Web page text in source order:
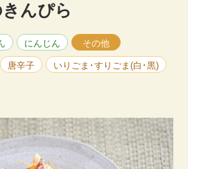
んぴら
にんじん その他
唐辛子 いりごま･すりごま(白･黒)